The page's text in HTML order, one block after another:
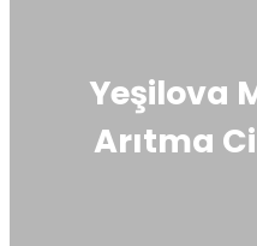
Yeşilova
Arıtma